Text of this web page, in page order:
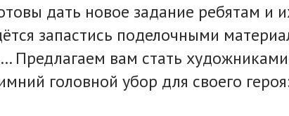
дать новое задание ребятам и
запастись поделочными
Предлагаем вам стать
головной убор для своего